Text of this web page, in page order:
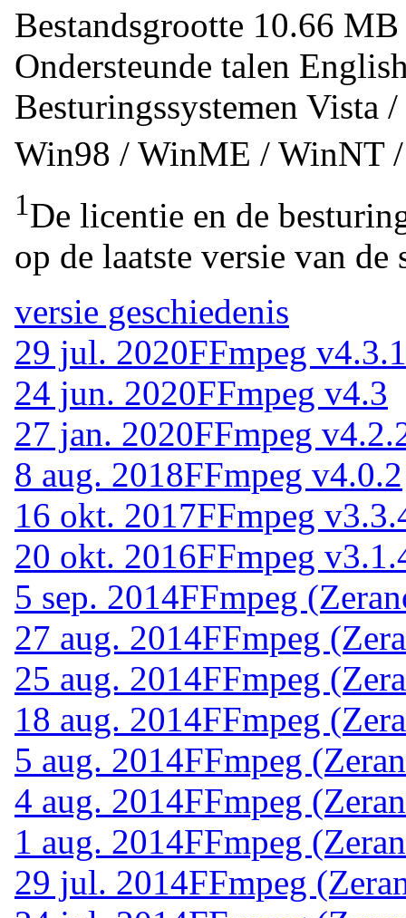
Bestandsgrootte 10.66
Ondersteunde talen
Besturingssystemen Vista
Win98 / WinME / WinNT
1De licentie en de
op de laatste versie van de
versie geschiedenis
29 jul. 2020FFmpeg v4.3.1
24 jun. 2020FFmpeg v4.3
27 jan. 2020FFmpeg
8 aug. 2018FFmpeg v4.0.2
16 okt. 2017FFmpeg
20 okt. 2016FFmpeg
5 sep. 2014FFmpeg
27 aug. 2014FFmpeg
25 aug. 2014FFmpeg
18 aug. 2014FFmpeg
5 aug. 2014FFmpeg
4 aug. 2014FFmpeg
1 aug. 2014FFmpeg
29 jul. 2014FFmpeg